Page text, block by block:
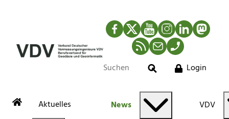
Facebook
TwitterYouTubeInstagram
LinkedIn
RSS-Newsfeed
MailTelefon
Suche
Login
Aktuelles News VDV